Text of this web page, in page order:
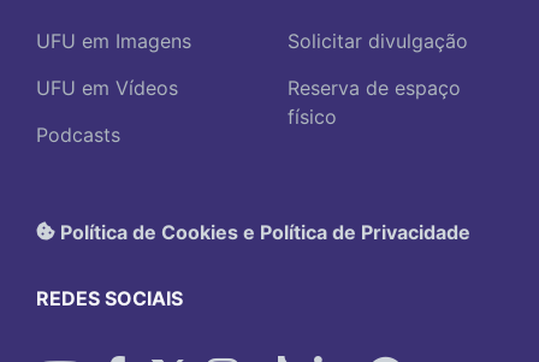
UFU em Imagens
UFU em Vídeos
Podcasts
Solicitar divulgação
Reserva de espaço
físico
Política de Cookies e Política de Privacidade
REDES SOCIAIS